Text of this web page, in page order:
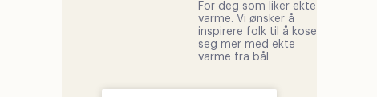
For deg som liker ekte
varme. Vi ønsker å
inspirere folk til å kose
seg mer med ekte
varme fra bål